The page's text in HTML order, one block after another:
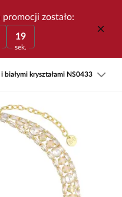
zostało:
19
sek.
białymi kryształami NS0433